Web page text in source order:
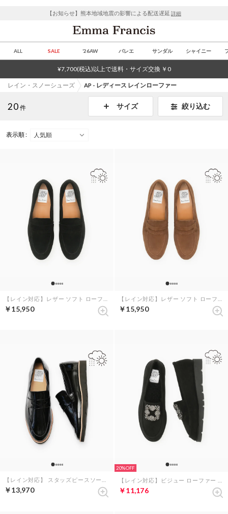
【お知らせ】熊本地域地震の影響による配送遅延 詳細
ALL SALE ’26AW バレエ サンダル シャイニー
¥7,700(税込)以上で送料・サイズ交換 ￥0
レイン・スノーシューズ AP - レディース レインローファー
20 件 サイズ 絞り込む
表示順 :
￥15,950 ￥15,950
￥13,970
20%
￥11,176